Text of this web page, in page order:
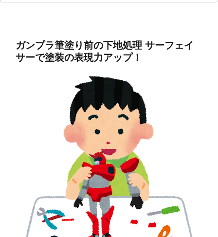
ガンプラ筆塗り前の下地処理 サーフェイ
サーで塗装の表現力アップ！